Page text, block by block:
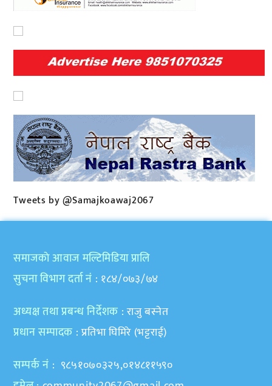
Tweets by @Samajkoawaj2067
समाजकाे आवाज मल्टिमिडिया प्रालि
सुचना विभाग दर्ता नं : १८४/०७३/७४
अध्यक्ष तथा प्रबन्ध निर्देशक : राजु बस्नेत
प्रधान सम्पादक : प्रतिभा घिमिरे (भट्टराई)
सम्पर्क नं : ९८५१०७०३२५,०१४८११५९०